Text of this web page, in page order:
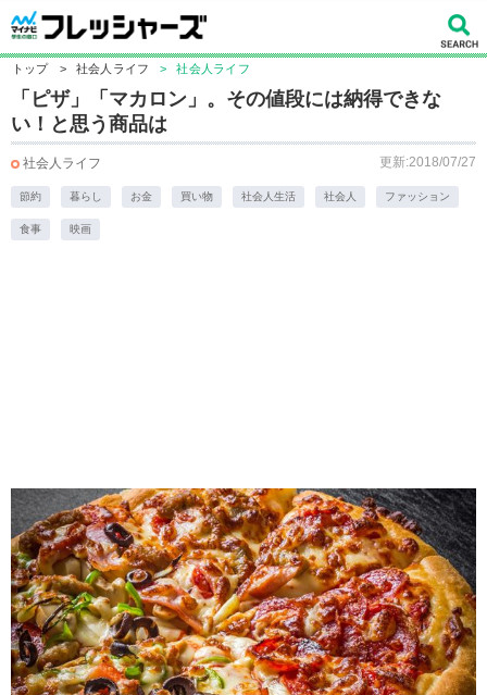
トップ > 社会人ライフ > 社会人ライフ
「ピザ」「マカロン」。その値段には納得できな
い！と思う商品は
社会人ライフ 更新:2018/07/27
節約 暮らし お金 買い物 社会人生活 社会人 ファッション
食事 映画